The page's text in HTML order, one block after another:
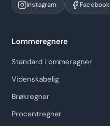
Instagram Facebook
Lommeregnere
Standard Lommeregner
Videnskabelig
Brøkregner
Procentregner